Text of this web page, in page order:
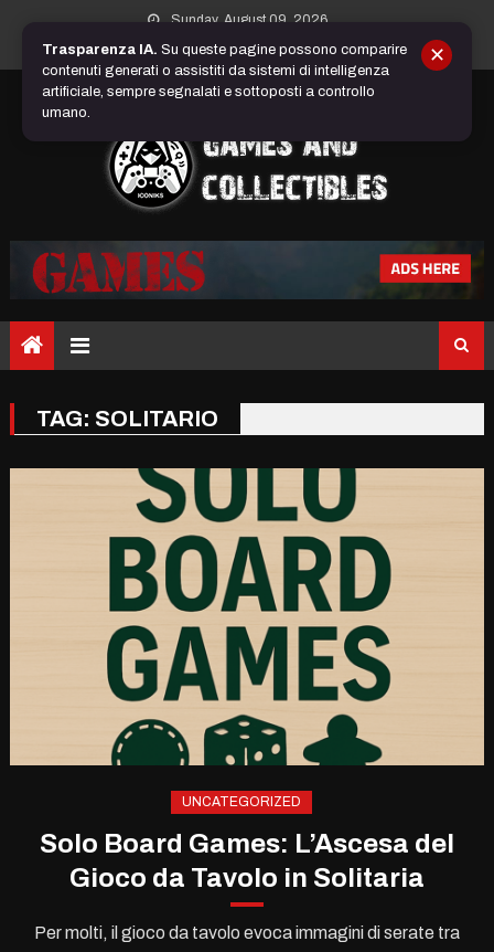
content
Sunday, August 09, 2026
TAG: SOLITARIO
UNCATEGORIZED
Solo Board Games: L’Ascesa del
Gioco da Tavolo in Solitaria
Per molti, il gioco da tavolo evoca immagini di serate tra
Trasparenza IA. Su queste pagine possono comparire
contenuti generati o assistiti da sistemi di intelligenza
artificiale, sempre segnalati e sottoposti a controllo
umano.
✕